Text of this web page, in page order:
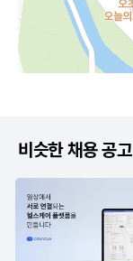
비슷한 채용 공고